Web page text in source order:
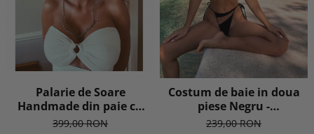
Palarie de Soare
Handmade din paie cu
Bor Lat si bentita
399,00 RON
Costum de baie in doua
piese Negru -
transparent
239,00 RON